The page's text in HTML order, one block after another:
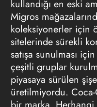
kullandığı en eski
Migros
koleksiyonerler için
sitelerinde sürekli
satışa sunulması
çeşitli gruplar
piyasaya sürülen
üretilmiyordu.